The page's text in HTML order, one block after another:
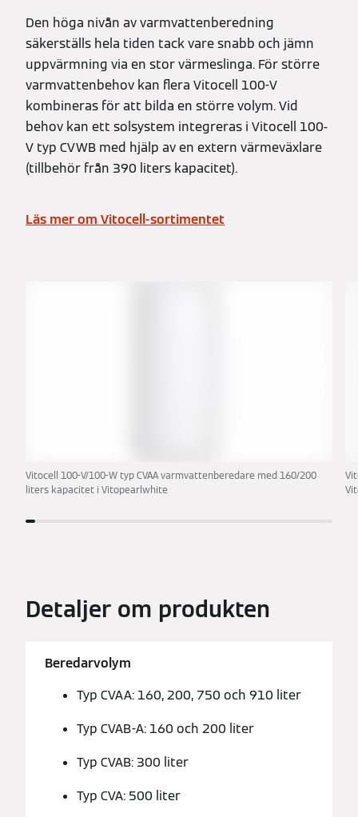
Den höga nivån av varmvattenberedning
säkerställs hela tiden tack vare snabb och jämn
uppvärmning via en stor värmeslinga. För större
varmvattenbehov kan flera Vitocell 100-V
kombineras för att bilda en större volym. Vid
behov kan ett solsystem integreras i Vitocell 100-
V typ CVWB med hjälp av en extern värmeväxlare
(tillbehör från 390 liters kapacitet).
Läs mer om Vitocell-sortimentet
Vitocell 100-V/100-W typ CVAA varmvattenberedare med 160/200
liters kapacitet i Vitopearlwhite
Detaljer om produkten
Beredarvolym
Typ CVAA: 160, 200, 750 och 910 liter
Typ CVAB-A: 160 och 200 liter
Typ CVAB: 300 liter
Typ CVA: 500 liter